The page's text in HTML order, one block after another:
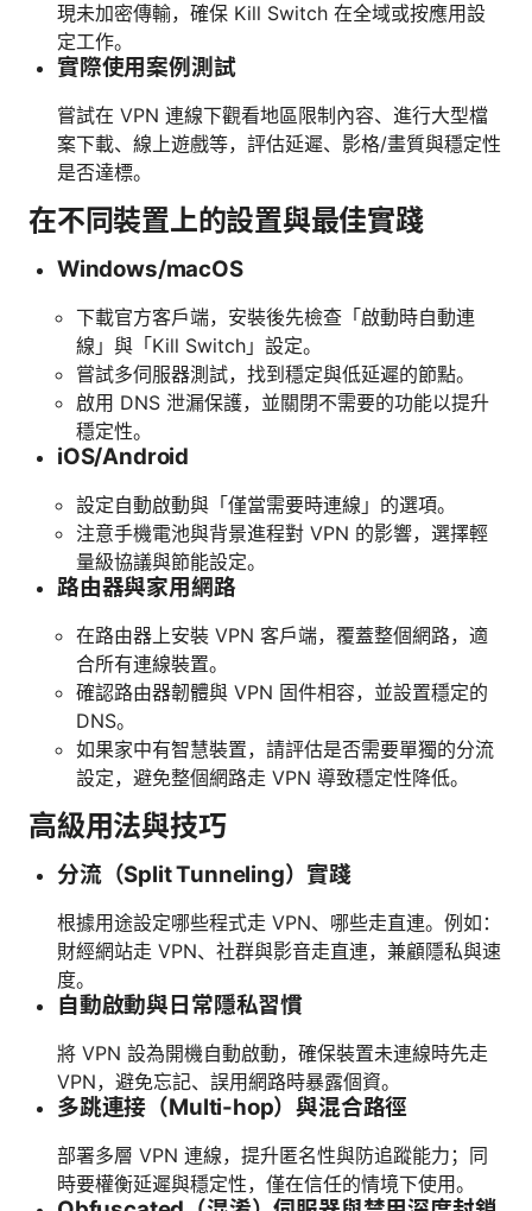
現未加密傳輸，確保 Kill Switch 在全域或按應用設
定工作。
實際使用案例測試
嘗試在 VPN 連線下觀看地區限制內容、進行大型檔
案下載、線上遊戲等，評估延遲、影格/畫質與穩定性
是否達標。
在不同裝置上的設置與最佳實踐
Windows/macOS
下載官方客戶端，安裝後先檢查「啟動時自動連
線」與「Kill Switch」設定。
嘗試多伺服器測試，找到穩定與低延遲的節點。
啟用 DNS 泄漏保護，並關閉不需要的功能以提升
穩定性。
iOS/Android
設定自動啟動與「僅當需要時連線」的選項。
注意手機電池與背景進程對 VPN 的影響，選擇輕
量級協議與節能設定。
路由器與家用網路
在路由器上安裝 VPN 客戶端，覆蓋整個網路，適
合所有連線裝置。
確認路由器韌體與 VPN 固件相容，並設置穩定的
DNS。
如果家中有智慧裝置，請評估是否需要單獨的分流
設定，避免整個網路走 VPN 導致穩定性降低。
高級用法與技巧
分流（Split Tunneling）實踐
根據用途設定哪些程式走 VPN、哪些走直連。例如：
財經網站走 VPN、社群與影音走直連，兼顧隱私與速
度。
自動啟動與日常隱私習慣
將 VPN 設為開機自動啟動，確保裝置未連線時先走
VPN，避免忘記、誤用網路時暴露個資。
多跳連接（Multi-hop）與混合路徑
部署多層 VPN 連線，提升匿名性與防追蹤能力；同
時要權衡延遲與穩定性，僅在信任的情境下使用。